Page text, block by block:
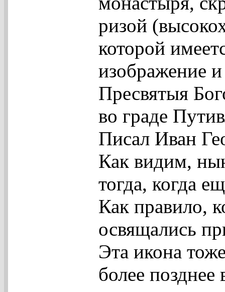
ризой
которой
изображение
Пресвятыя
во граде
Писал Иван
Как видим,
тогда, когда
Как правило,
освящались
Эта икона
более